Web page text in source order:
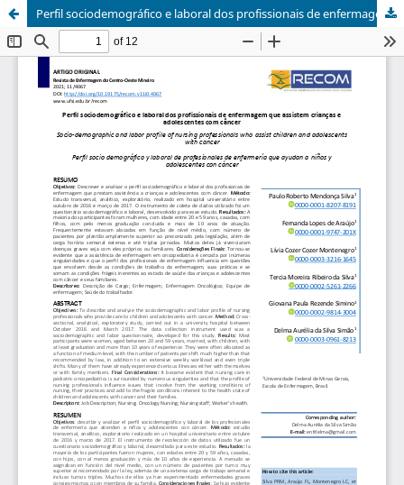
Perfil sociodemográfico e laboral dos profissionais de enfermagem que assistem crianças e adolescentes com câncer